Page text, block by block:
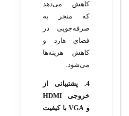
کاهش می‌دهد
که منجر به
صرفه‌جویی در
فضای هارد و
کاهش هزینه‌ها
می‌شود.
4. پشتیبانی از
خروجی HDMI
و VGA با کیفیت